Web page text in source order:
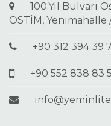
100.Yıl Bulvarı
OSTİM, Yenimahalle
+90 312 394 39
+90 552 838 83